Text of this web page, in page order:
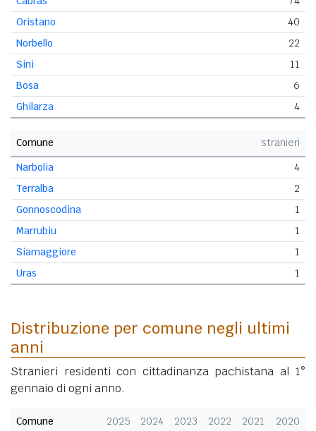
Oristano
40
Norbello
22
Sini
11
Bosa
6
Ghilarza
4
Comune
stranieri
Narbolia
4
Terralba
2
Gonnoscodina
1
Marrubiu
1
Siamaggiore
1
Uras
1
Distribuzione per comune negli ultimi
anni
Stranieri residenti con cittadinanza pachistana al 1°
gennaio di ogni anno.
Comune 2025 2024 2023 2022 2021
2020